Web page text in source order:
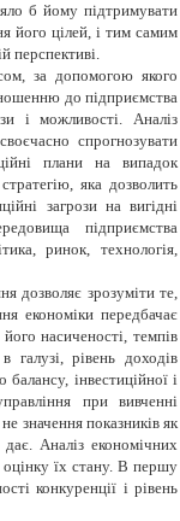
б йому підтримувати
його цілей, і тим самим
перспективі.
за допомогою якого
до підприємства
і можливості. Аналіз
спрогнозувати
плани на випадок
яка дозволить
загрози на вигідні
підприємства
ринок, технологія,
дозволяє зрозуміти те,
економіки передбачає
насиченості, темпів
галузі, рівень доходів
інвестиційної і
при вивченні
значення показників як
Аналіз економічних
їх стану. В першу
конкуренції і рівень